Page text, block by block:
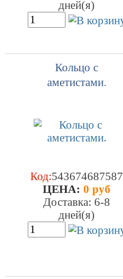
дней(я)
Кольцо с
аметистами.
Код:543674687587
ЦEHA: 0 руб
Доставка: 6-8
дней(я)